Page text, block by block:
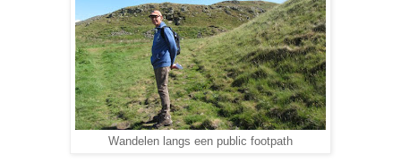
Wandelen langs een public footpath